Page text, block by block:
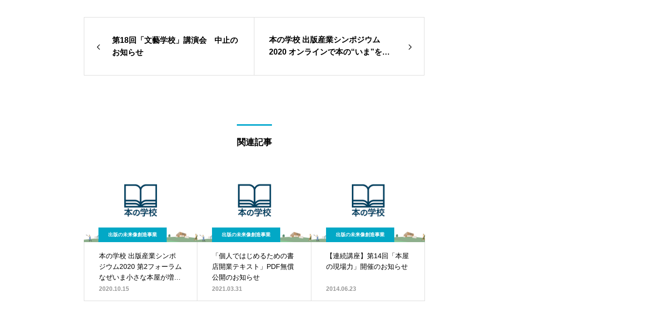
第18回「文藝学校」講演会 中止の
お知らせ
本の学校 出版産業シンポジウム
2020 オンラインで本の“いま”を語
関連記事
出版の未来像創造事業
本の学校 出版産業シンポ
ジウム2020 第2フォーラム
なぜいま小さな本屋が増え
ているのか
2020.10.15
出版の未来像創造事業
「個人ではじめるための書
店開業テキスト」PDF無償
公開のお知らせ
2021.03.31
出版の未来像創造事業
【連続講座】第14回「本屋
の現場力」開催のお知らせ
2014.06.23